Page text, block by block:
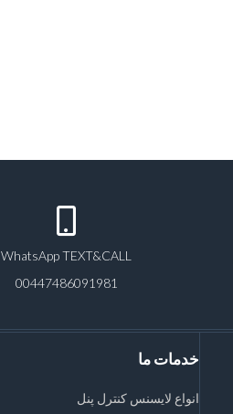
WhatsApp TEXT&CALL
00447486091981
خدمات ما
انواع لایسنس کنترل پنل